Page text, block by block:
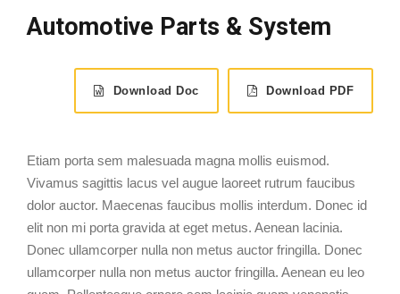
Automotive Parts & System
Download Doc Download PDF
Etiam porta sem malesuada magna mollis euismod.
Vivamus sagittis lacus vel augue laoreet rutrum faucibus
dolor auctor. Maecenas faucibus mollis interdum. Donec id
elit non mi porta gravida at eget metus. Aenean lacinia.
Donec ullamcorper nulla non metus auctor fringilla. Donec
ullamcorper nulla non metus auctor fringilla. Aenean eu leo